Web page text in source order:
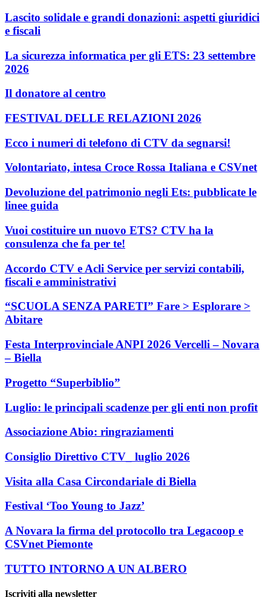
Lascito solidale e grandi donazioni: aspetti giuridici
e fiscali
La sicurezza informatica per gli ETS: 23 settembre
2026
Il donatore al centro
FESTIVAL DELLE RELAZIONI 2026
Ecco i numeri di telefono di CTV da segnarsi!
Volontariato, intesa Croce Rossa Italiana e CSVnet
Devoluzione del patrimonio negli Ets: pubblicate le
linee guida
Vuoi costituire un nuovo ETS? CTV ha la
consulenza che fa per te!
Accordo CTV e Acli Service per servizi contabili,
fiscali e amministrativi
“SCUOLA SENZA PARETI” Fare > Esplorare >
Abitare
Festa Interprovinciale ANPI 2026 Vercelli – Novara
– Biella
Progetto “Superbiblio”
Luglio: le principali scadenze per gli enti non profit
Associazione Abio: ringraziamenti
Consiglio Direttivo CTV_ luglio 2026
Visita alla Casa Circondariale di Biella
Festival ‘Too Young to Jazz’
A Novara la firma del protocollo tra Legacoop e
CSVnet Piemonte
TUTTO INTORNO A UN ALBERO
Iscriviti alla newsletter